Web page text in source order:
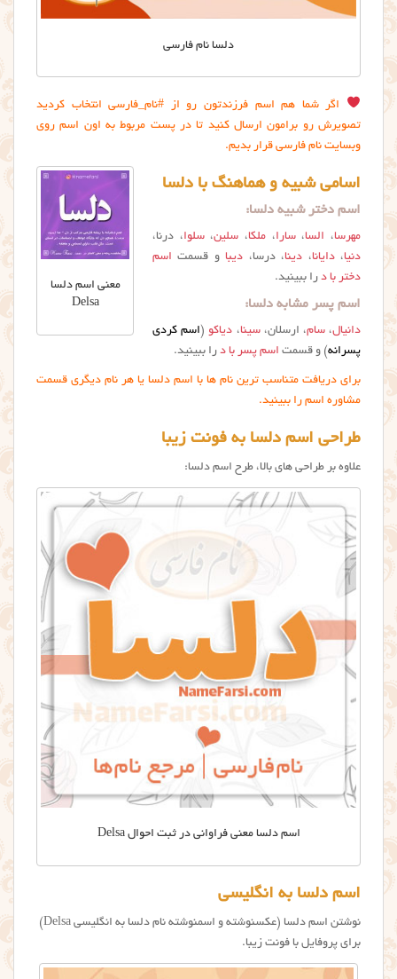
دلسا نام فارسی
اگر شما هم اسم فرزندتون رو از #نام_فارسی انتخاب کردید
تصویرش رو برامون ارسال کنید تا در پست مربوط به اون اسم روی
وبسایت نام فارسی قرار بدیم.
معنی اسم دلسا
Delsa
اسامی شبیه و هماهنگ با دلسا
اسم دختر شبیه دلسا:
مهرسا، السا،سارا، ملکا، سلین،سلوا، درنا،
دنیا،دایانا، دینا، درسا، دیباو قسمت اسم
دختر با د را ببینید.
اسم پسر مشابه دلسا:
دانیال،سام، ارسلان،سینا، دیاکو ( اسم کردی
پسرانه) و قسمت اسم پسر با د را ببینید.
برای دریافت متناسب ترین نام ها با اسم دلسا یا هر نام دیگری قسمت
مشاوره اسم را ببینید.
طراحی اسم دلسا به فونت زیبا
علاوه بر طراحی های بالا، طرح اسم دلسا:
اسم دلسا معنی فراوانی در ثبت احوال Delsa
اسم دلسا به انگلیسی
نوشتن اسم دلسا (عکسنوشته و اسمنوشته نام دلسا به انگلیسی Delsa)
برای پروفایل با فونت زیبا.